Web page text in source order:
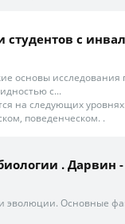
студентов с
основы
с...
на следующих
поведенческом. .
. Дарвин -
эволюции. Основные